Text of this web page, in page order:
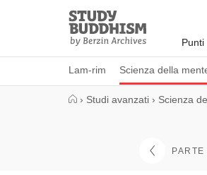
Study
Buddhism
Home
Punti
Lam-rim Scienza della
› Studi avanzati › Scienza
PARTE